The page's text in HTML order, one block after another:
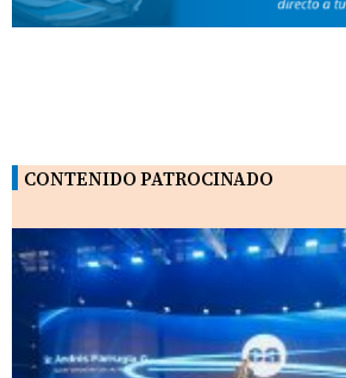
CONTENIDO PATROCINADO